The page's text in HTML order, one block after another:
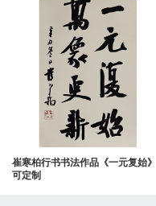
崔寒柏行书书法作品《一元复始》
可定制